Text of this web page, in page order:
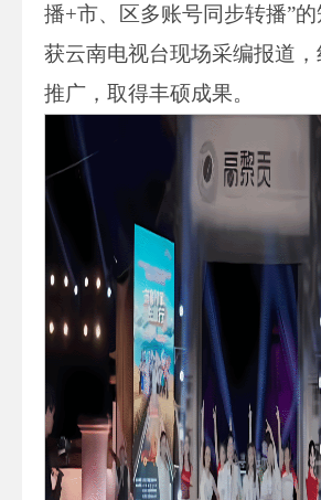
播+市、区多账号同步转播”
获云南电视台现场采编报道
推广，取得丰硕成果。